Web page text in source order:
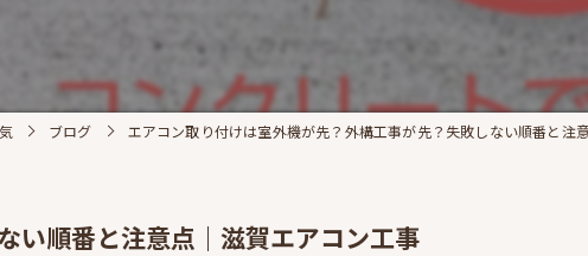
ブログ エアコン取り付けは室外機が先？外構工事が先？失敗しない順番と注
い順番と注意点｜滋賀エアコン工事